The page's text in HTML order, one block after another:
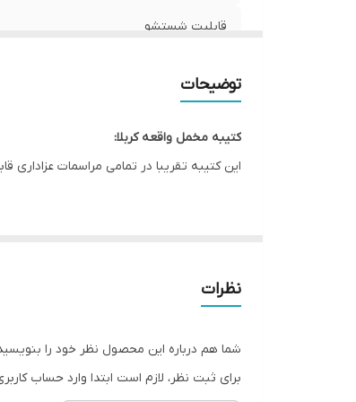
قابلیت شستشو
ارسال از
توضیحات
کتیبه مخمل واقعه کربلا:
این کتیبه تقریبا در تمامی مراسمات عزاداری
* بدلیل آبرفت پارچه حین چاپ، ابعاد تا 4 سانتی متر در هر متر کوچکتر می باشند.
* کارهای با ارتفاع بیشتر از 140 سانتی متر داری خط دوخت افقی می باشند.
* هزینه ارسال محصول، به عهده سفارش
نظرات
شما هم درباره این محصول نظر خود را
برای ثبت نظر، لازم است ابتدا وارد حساب